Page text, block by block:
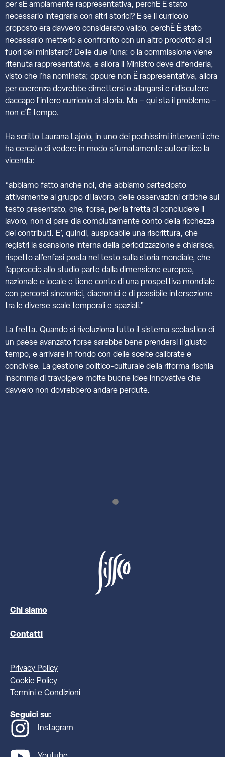
per sÈ ampiamente rappresentativa, perchÈ Ë stato
necessario integrarla con altri storici? E se il curricolo
proposto era davvero considerato valido, perchÈ Ë stato
necessario metterlo a confronto con un altro prodotto al di
fuori del ministero? Delle due l’una: o la commissione viene
ritenuta rappresentativa, e allora il Ministro deve difenderla,
visto che l’ha nominata; oppure non Ë rappresentativa, allora
per coerenza dovrebbe dimettersi o allargarsi e ridiscutere
daccapo l’intero curricolo di storia. Ma – qui sta il problema –
non c’Ë tempo.
Ha scritto Laurana Lajolo, in uno dei pochissimi interventi che
ha cercato di vedere in modo sfumatamente autocritico la
vicenda:
“abbiamo fatto anche noi, che abbiamo partecipato
attivamente al gruppo di lavoro, delle osservazioni critiche sul
testo presentato, che, forse, per la fretta di concludere il
lavoro, non ci pare dia compiutamente conto della ricchezza
dei contributi. E’, quindi, auspicabile una riscrittura, che
registri la scansione interna della periodizzazione e chiarisca,
rispetto all’enfasi posta nel testo sulla storia mondiale, che
l’approccio allo studio parte dalla dimensione europea,
nazionale e locale e tiene conto di una prospettiva mondiale
con percorsi sincronici, diacronici e di possibile intersezione
tra le diverse scale temporali e spaziali.”
La fretta. Quando si rivoluziona tutto il sistema scolastico di
un paese avanzato forse sarebbe bene prendersi il giusto
tempo, e arrivare in fondo con delle scelte calibrate e
condivise. La gestione politico-culturale della riforma rischia
insomma di travolgere molte buone idee innovative che
davvero non dovrebbero andare perdute.
Chi siamo
Contatti
Privacy Policy
Cookie Policy
Termini e Condizioni
Seguici su:
Instagram